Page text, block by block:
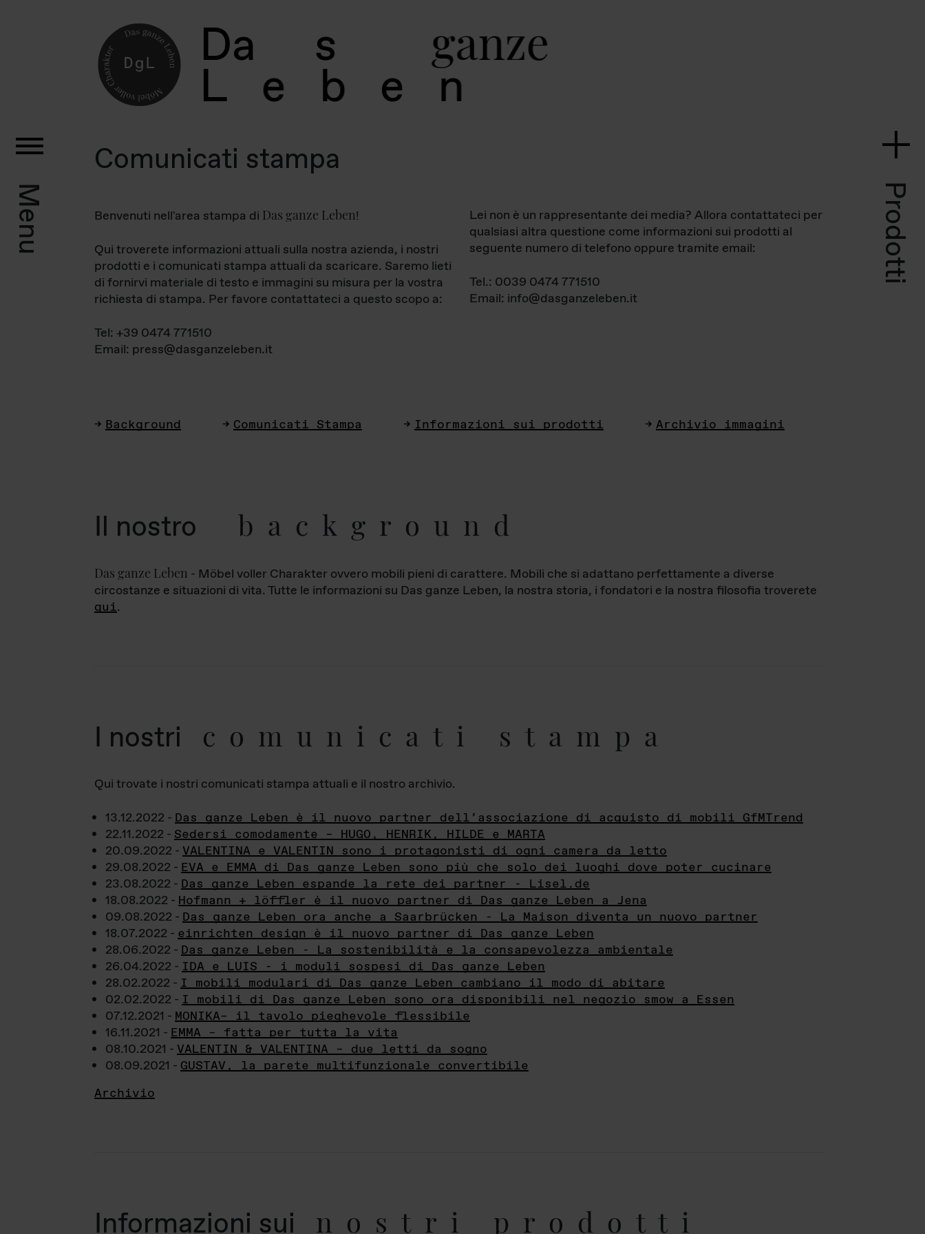
Da s gan
L e b e
Menu Prodotti
Comunicati stampa
Benvenuti nell'area stampa di Das ganze Leben!
Qui troverete informazioni attuali sulla nostra azienda, i nostri
prodotti e i comunicati stampa attuali da scaricare. Saremo lieti
di fornirvi materiale di testo e immagini su misura per la vostra
richiesta di stampa. Per favore contattateci a questo scopo a:
Tel: +39 0474 771510
Email: press@dasganzeleben.it
Lei non è un rappresentante dei media? Allora contattateci per
qualsiasi altra questione come informazioni sui prodotti al
seguente numero di telefono oppure tramite email:
Tel.: 0039 0474 771510
Email: info@dasganzeleben.it
Background Comunicati Stampa Informazioni sui prodotti Archivio immagini
Il nostro background
Das ganze Leben - Möbel voller Charakter ovvero mobili pieni di carattere. Mobili che si adattano perfettamente a diverse
circostanze e situazioni di vita. Tutte le informazioni su Das ganze Leben, la nostra storia, i fondatori e la nostra filosofia troverete
qui.
I nostri comunicati stampa
Qui trovate i nostri comunicati stampa attuali e il nostro archivio.
13.12.2022 - Das ganze Leben è il nuovo partner dell’associazione di acquisto di mobili GfMTrend
22.11.2022 - Sedersi comodamente – HUGO, HENRIK, HILDE e MARTA
20.09.2022 - VALENTINA e VALENTIN sono i protagonisti di ogni camera da letto
29.08.2022 - EVA e EMMA di Das ganze Leben sono più che solo dei luoghi dove poter cucinare
23.08.2022 - Das ganze Leben espande la rete dei partner - Lisel.de
18.08.2022 - Hofmann + löffler è il nuovo partner di Das ganze Leben a Jena
09.08.2022 - Das ganze Leben ora anche a Saarbrücken - La Maison diventa un nuovo partner
18.07.2022 - einrichten design è il nuovo partner di Das ganze Leben
28.06.2022 - Das ganze Leben - La sostenibilità e la consapevolezza ambientale
26.04.2022 - IDA e LUIS - i moduli sospesi di Das ganze Leben
28.02.2022 - I mobili modulari di Das ganze Leben cambiano il modo di abitare
02.02.2022 - I mobili di Das ganze Leben sono ora disponibili nel negozio smow a Essen
07.12.2021 - MONIKA– il tavolo pieghevole flessibile
16.11.2021 - EMMA – fatta per tutta la vita
08.10.2021 - VALENTIN & VALENTINA – due letti da sogno
08.09.2021 - GUSTAV, la parete multifunzionale convertibile
Archivio
Informazioni sui nostri prodotti